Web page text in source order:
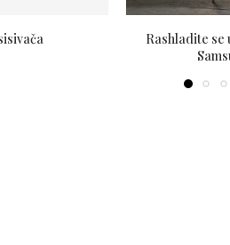
Rashladite se